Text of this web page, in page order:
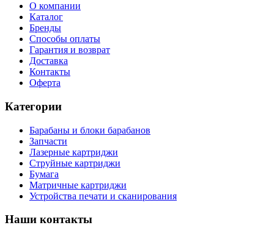
О компании
Каталог
Бренды
Способы оплаты
Гарантия и возврат
Доставка
Контакты
Оферта
Категории
Барабаны и блоки барабанов
Запчасти
Лазерные картриджи
Струйные картриджи
Бумага
Матричные картриджи
Устройства печати и сканирования
Наши контакты